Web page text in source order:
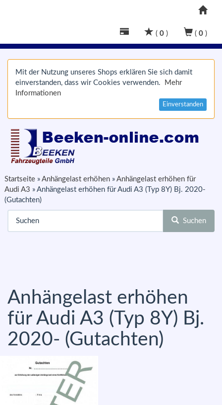
( 0 ) ( 0 )
Mit der Nutzung unseres Shops erklären Sie sich damit
einverstanden, dass wir Cookies verwenden.
Mehr
Informationen
Einverstanden
Startseite » Anhängelast erhöhen » Anhängelast erhöhen für
Audi A3 » Anhängelast erhöhen für Audi A3 (Typ 8Y) Bj. 2020-
(Gutachten)
Suchen
Anhängelast erhöhen
für Audi A3 (Typ 8Y) Bj.
2020- (Gutachten)